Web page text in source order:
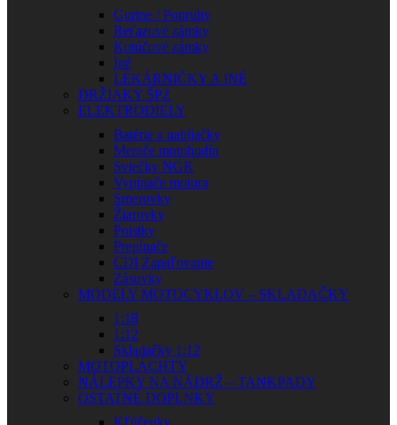
Gurtne / Popruhy
Reťazové zámky
Kotúčové zámky
Iné
LEKÁRNIČKY A INÉ
DRŽIAKY ŠPZ
ELEKTRODIELY
Batérie a nabíjačky
Merače motohodín
Sviečky NGK
Vypínače motora
Smerovky
Žiarovky
Poistky
Prepínače
CDI Zapaľovanie
Zásuvky
MODELY MOTOCYKLOV – SKLADAČKY
1:18
1:12
Skladačky 1:12
MOTOPLACHTY
NÁLEPKY NA NÁDRŽ – TANKPADY
OSTATNÉ DOPLNKY